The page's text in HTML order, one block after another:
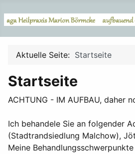
Aktuelle Seite: Startseite
Startseite
ACHTUNG - IM AUFBAU, daher
Ich behandele Sie an folgender
(Stadtrandsiedlung Malchow),
Meine